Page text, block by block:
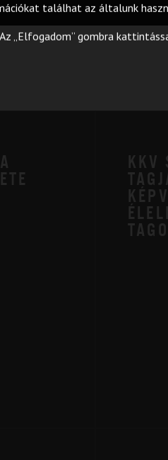
találhat az általunk
Az „Elfogadom” gombra
KKV